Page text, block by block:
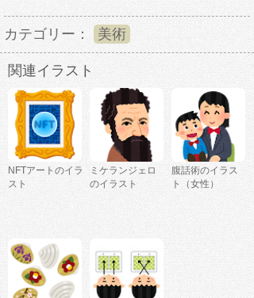
カテゴリー： 美術
関連イラスト
NFTアートのイラ
スト
ミケランジェロ
のイラスト
腹話術のイラス
ト（女性）